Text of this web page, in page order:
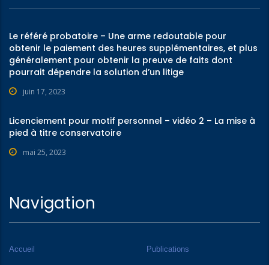
Le référé probatoire – Une arme redoutable pour
obtenir le paiement des heures supplémentaires, et plus
généralement pour obtenir la preuve de faits dont
pourrait dépendre la solution d’un litige
juin 17, 2023
Licenciement pour motif personnel – vidéo 2 – La mise à
pied à titre conservatoire
mai 25, 2023
Navigation
Accueil Publications